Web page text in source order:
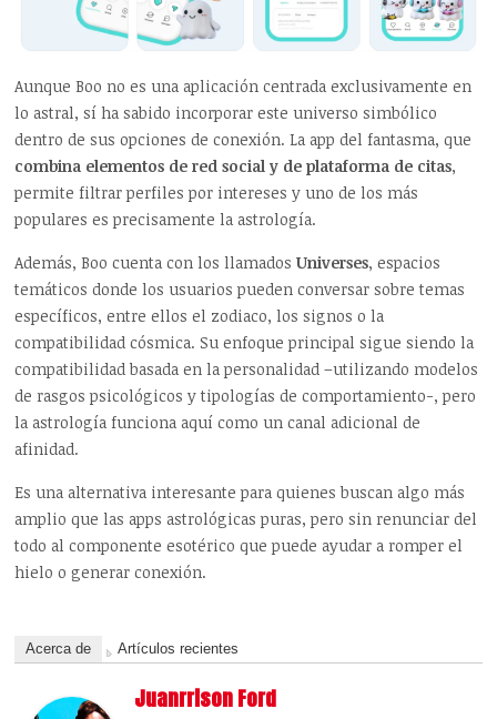
Aunque Boo no es una aplicación centrada exclusivamente en
lo astral, sí ha sabido incorporar este universo simbólico
dentro de sus opciones de conexión. La app del fantasma, que
combina elementos de red social y de plataforma de citas,
permite filtrar perfiles por intereses y uno de los más
populares es precisamente la astrología.
Además, Boo cuenta con los llamadosUniverses, espacios
temáticos donde los usuarios pueden conversar sobre temas
específicos, entre ellos el zodiaco, los signos o la
compatibilidad cósmica. Su enfoque principal sigue siendo la
compatibilidad basada en la personalidad –utilizando modelos
de rasgos psicológicos y tipologías de comportamiento-, pero
la astrología funciona aquí como un canal adicional de
afinidad.
Es una alternativa interesante para quienes buscan algo más
amplio que las apps astrológicas puras, pero sin renunciar del
todo al componente esotérico que puede ayudar a romper el
hielo o generar conexión.
Acerca de Artículos recientes
Juanrrison Ford